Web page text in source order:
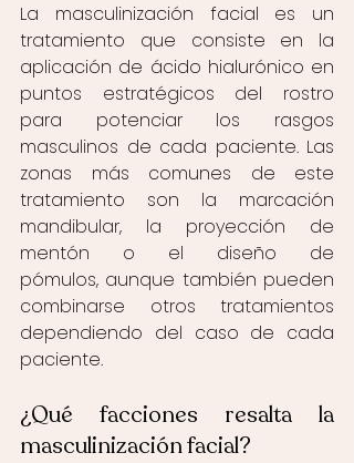
La masculinización facial es un
tratamiento que consiste en la
aplicación de ácido hialurónico en
puntos estratégicos del rostro
para potenciar los rasgos
masculinos de cada paciente. Las
zonas más comunes de este
tratamiento son la marcación
mandibular, la proyección de
mentón o el diseño de
pómulos, aunque también pueden
combinarse otros tratamientos
dependiendo del caso de cada
paciente.
¿Qué facciones resalta la
masculinización facial?